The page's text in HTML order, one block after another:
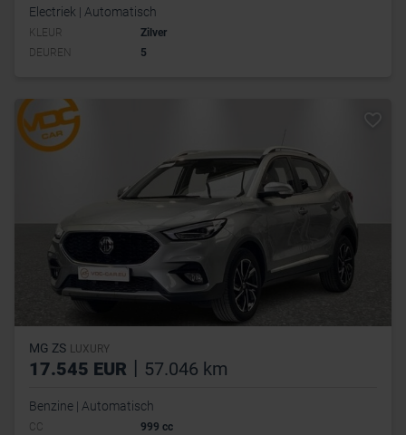
Electriek | Automatisch
KLEUR
Zilver
DEUREN
5
MG ZS LUXURY
17.545 EUR | 57.046 km
Benzine | Automatisch
CC
999 cc